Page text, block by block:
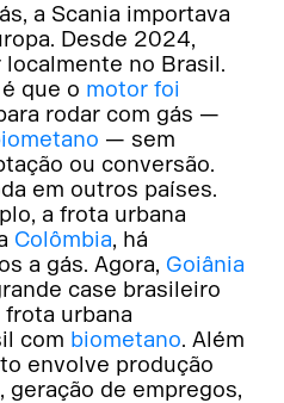
Desde 2024,
no Brasil.
que o motor foi
rodar com gás —
— sem
ou conversão.
em outros países.
a frota urbana
Colômbia, há
a gás. Agora, Goiânia
case brasileiro
frota urbana
com biometano. Além
envolve produção
de empregos,